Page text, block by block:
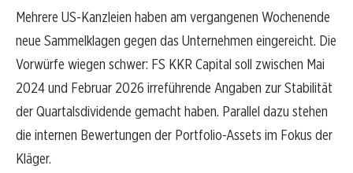
Mehrere US-Kanzleien haben am vergangenen Wochenende
neue Sammelklagen gegen das Unternehmen eingereicht. Die
Vorwürfe wiegen schwer: FS KKR Capital soll zwischen Mai
2024 und Februar 2026 irreführende Angaben zur Stabilität
der Quartalsdividende gemacht haben. Parallel dazu stehen
die internen Bewertungen der Portfolio-Assets im Fokus der
Kläger.